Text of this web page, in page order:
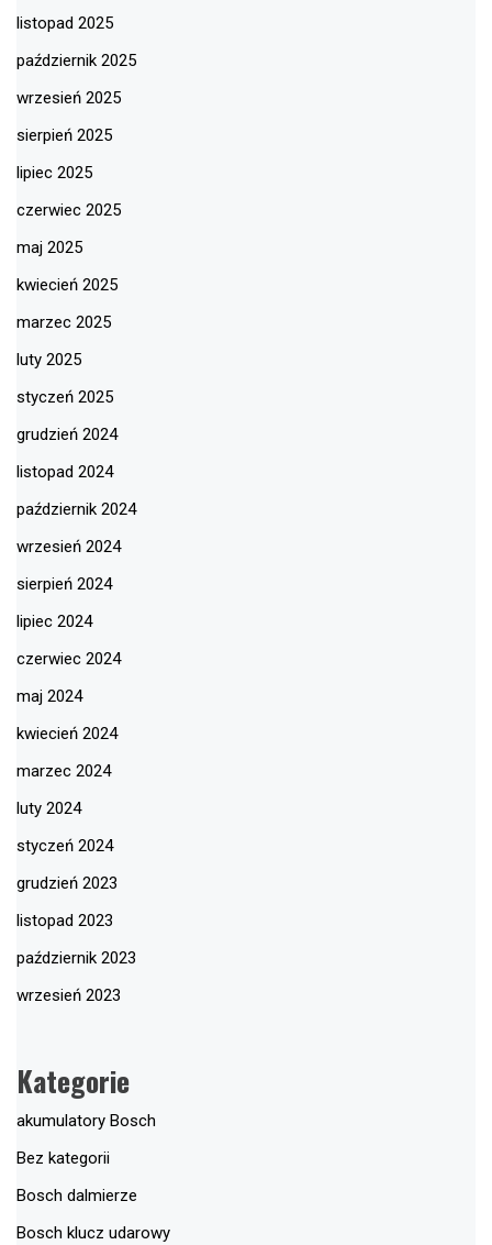
listopad 2025
październik 2025
wrzesień 2025
sierpień 2025
lipiec 2025
czerwiec 2025
maj 2025
kwiecień 2025
marzec 2025
luty 2025
styczeń 2025
grudzień 2024
listopad 2024
październik 2024
wrzesień 2024
sierpień 2024
lipiec 2024
czerwiec 2024
maj 2024
kwiecień 2024
marzec 2024
luty 2024
styczeń 2024
grudzień 2023
listopad 2023
październik 2023
wrzesień 2023
Kategorie
akumulatory Bosch
Bez kategorii
Bosch dalmierze
Bosch klucz udarowy